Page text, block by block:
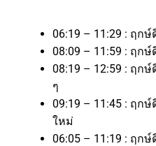
06:19 – 11:29 : ฤก
08:09 – 11:59 : ฤก
08:19 – 12:59 : ฤก
ๆ
09:19 – 11:45 : ฤกษ์
ใหม่
06:05 – 11:19 : ฤก